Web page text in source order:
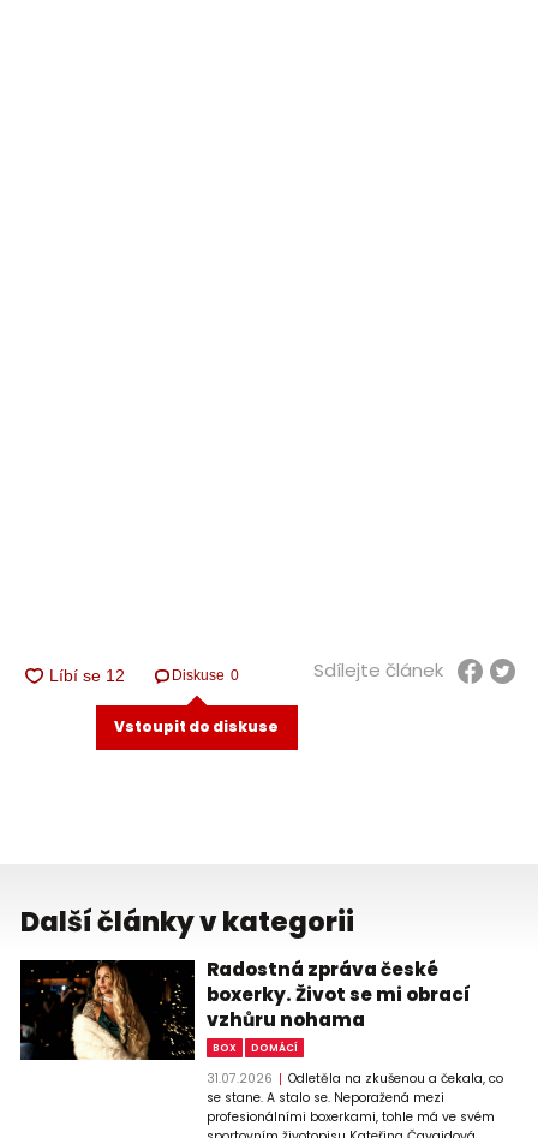
Diskuse 0
Vstoupit do diskuse
Sdílejte článek
Další články v kategorii
Radostná zpráva české
boxerky. Život se mi obrací
vzhůru nohama
BOX DOMÁCÍ
31.07.2026
Odletěla na zkušenou a čekala, co
se stane. A stalo se. Neporažená mezi
profesionálními boxerkami, tohle má ve svém